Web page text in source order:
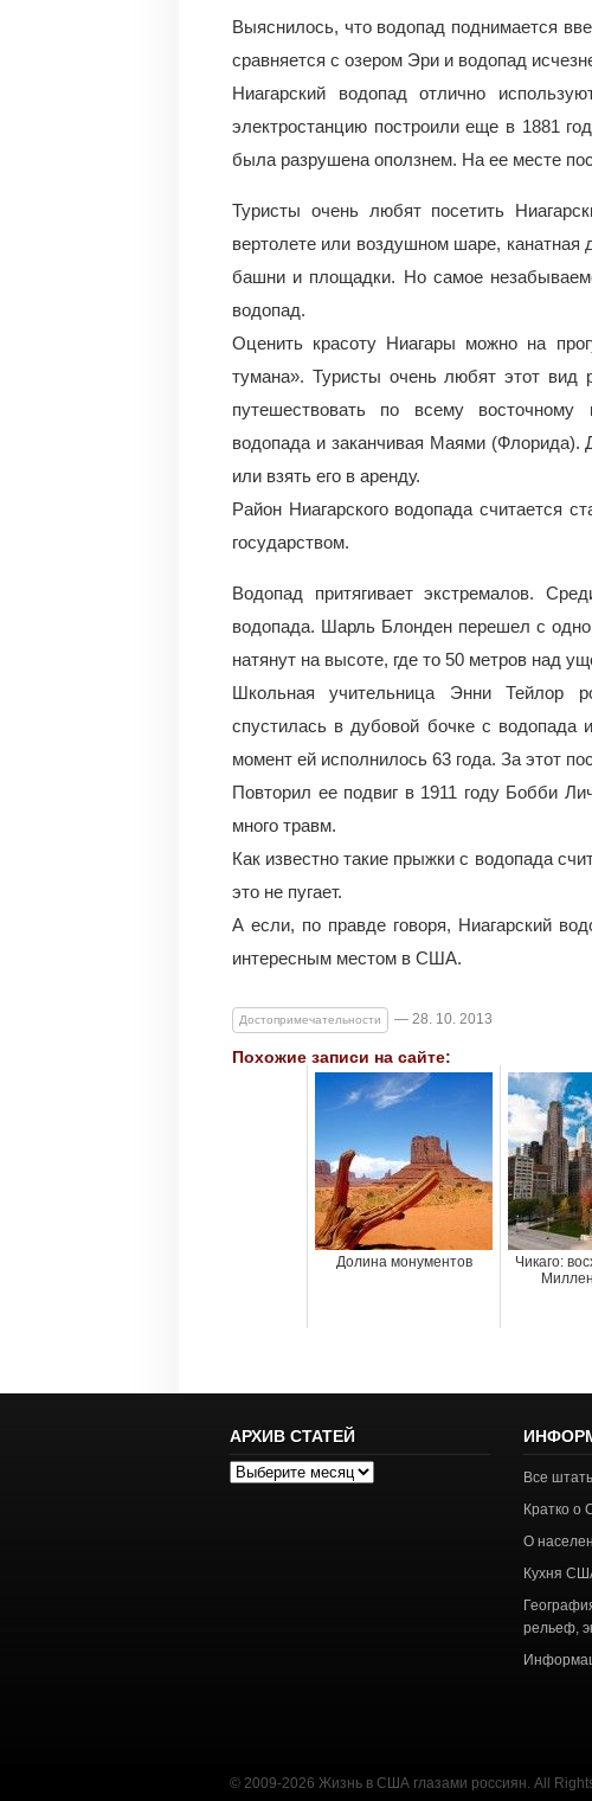
Выяснилось, что водопад поднимается
сравняется с озером Эри и водопад
Ниагарский водопад отлично
электростанцию построили еще в 1881
была разрушена оползнем. На ее месте
Туристы очень любят посетить
вертолете или воздушном шаре, канатная
башни и площадки. Но самое
водопад.
Оценить красоту Ниагары можно на
тумана». Туристы очень любят этот вид
путешествовать по всему
водопада и заканчивая Маями (Флорида).
или взять его в аренду.
Район Ниагарского водопада считается
государством.
Водопад притягивает экстремалов.
водопада. Шарль Блонден перешел с
натянут на высоте, где то 50 метров над
Школьная учительница Энни Тейлор
спустилась в дубовой бочке с
момент ей исполнилось 63 года. За этот
Повторил ее подвиг в 1911 году Бобби
много травм.
Как известно такие прыжки с водопада
это не пугает.
А если, по правде говоря, Ниагарский
интересным местом в США.
Достопримечательности — 28. 10. 2013
Похожие записи на сайте:
Долина монументов
Чикаго:
АРХИВ СТАТЕЙ
Архив
Все
Кратко о
О
Кухня
рельеф,
© 2009-2026 Жизнь в США глазами россиян. All